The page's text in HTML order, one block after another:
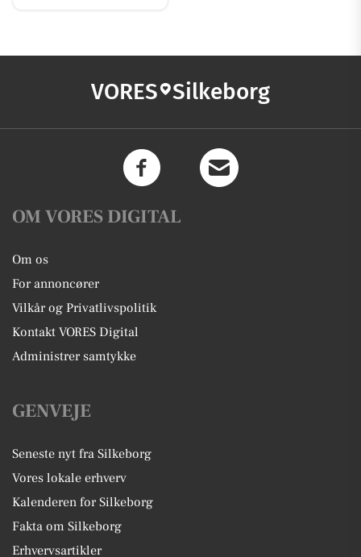
VORES Silkeborg
OM VORES DIGITAL
Om os
For annoncører
Vilkår og Privatlivspolitik
Kontakt VORES Digital
Administrer samtykke
GENVEJE
Seneste nyt fra Silkeborg
Vores lokale erhverv
Kalenderen for Silkeborg
Fakta om Silkeborg
Erhvervsartikler